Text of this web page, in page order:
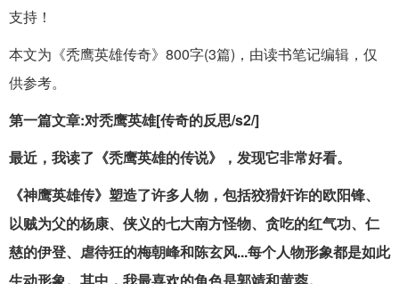
支持！
本文为《秃鹰英雄传奇》800字(3篇)，由读书笔记编辑，仅
供参考。
第一篇文章:对秃鹰英雄[传奇的反思/s2/]
最近，我读了《秃鹰英雄的传说》，发现它非常好看。
《神鹰英雄传》塑造了许多人物，包括狡猾奸诈的欧阳锋、
以贼为父的杨康、侠义的七大南方怪物、贪吃的红气功、仁
慈的伊登、虐待狂的梅朝峰和陈玄风...每个人物形象都是如此